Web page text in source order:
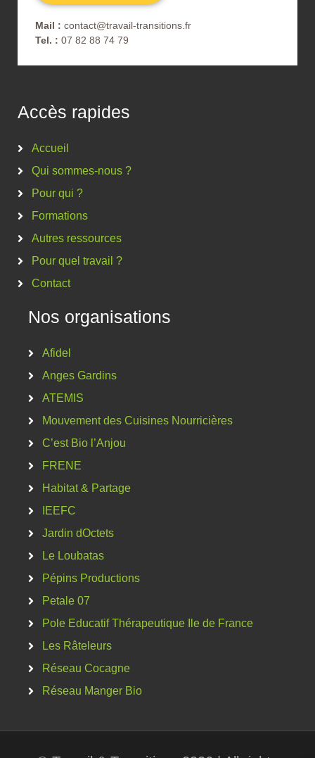
Mail : contact@travail-transitions.fr
Tel. : 07 82 88 74 79
Accès rapides
Accueil
Qui sommes-nous ?
Pour qui ?
Formations
Autres ressources
Pour quel travail ?
Contact
Nos organisations
Afidel
Anges Gardins
ATEMIS
Mouvement des Cuisines Nourricières
C’est Bio l’Anjou
FRENE
Habitat & Partage
IEEFC
Jardin dOctets
Le Loubatas
Pépins Productions
Petale 07
Pole Educatif Thérapeutique Ile de France
Les Râteleurs
Réseau Cocagne
Réseau Manger Bio